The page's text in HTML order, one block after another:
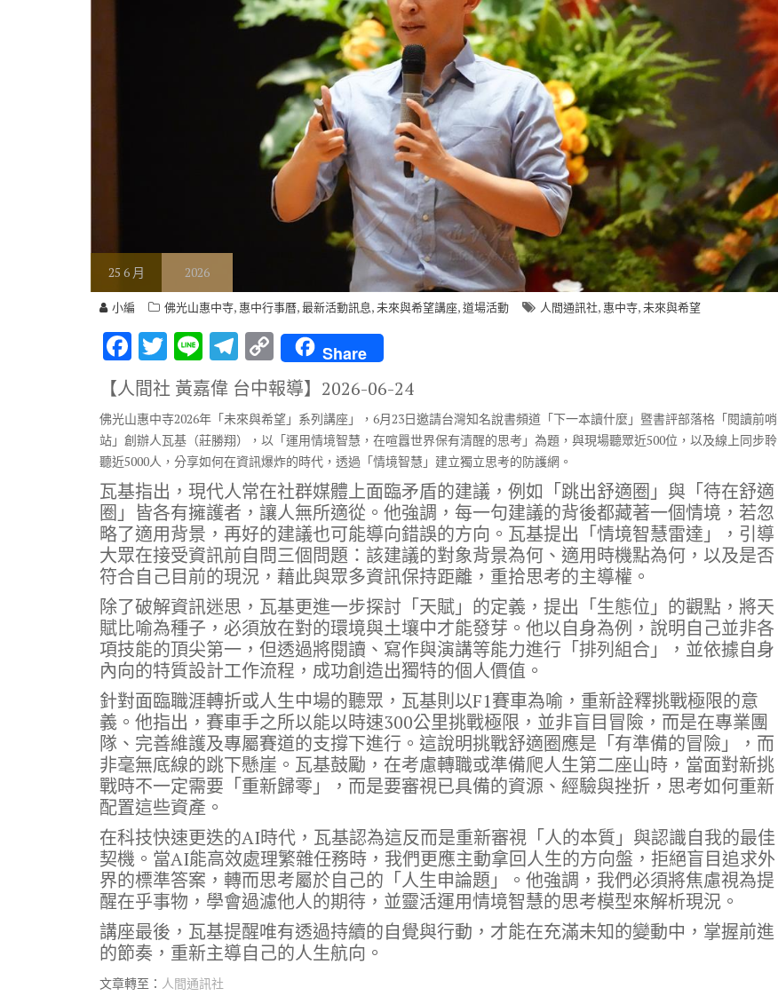
25 6 月 2026
小編 佛光山惠中寺, 惠中行事曆,最新活動訊息,未來與希望講座,道場活動 人間通訊社, 惠中寺,未來與希望
F
ac
e
b
o
o
k
T
w
it
te
r
Li
n
e
T
el
e
gr
a
m
C
o
p
y
Li
n
k
Share
【人間社 黃嘉偉 台中報導】 2026-06-24
佛光山惠中寺2026年「未來與希望」系列講座」，6月23日邀請台灣知名說書頻道「下一本讀什麼」暨書評部落格「閱讀前哨
站」創辦人瓦基（莊勝翔），以「運用情境智慧，在喧囂世界保有清醒的思考」為題，與現場聽眾近500位，以及線上同步聆
聽近5000人，分享如何在資訊爆炸的時代，透過「情境智慧」建立獨立思考的防護網。
瓦基指出，現代人常在社群媒體上面臨矛盾的建議，例如「跳出舒適圈」與「待在舒適
圈」皆各有擁護者，讓人無所適從。他強調，每一句建議的背後都藏著一個情境，若忽
略了適用背景，再好的建議也可能導向錯誤的方向。瓦基提出「情境智慧雷達」，引導
大眾在接受資訊前自問三個問題：該建議的對象背景為何、適用時機點為何，以及是否
符合自己目前的現況，藉此與眾多資訊保持距離，重拾思考的主導權。
除了破解資訊迷思，瓦基更進一步探討「天賦」的定義，提出「生態位」的觀點，將天
賦比喻為種子，必須放在對的環境與土壤中才能發芽。他以自身為例，說明自己並非各
項技能的頂尖第一，但透過將閱讀、寫作與演講等能力進行「排列組合」，並依據自身
內向的特質設計工作流程，成功創造出獨特的個人價值。
針對面臨職涯轉折或人生中場的聽眾，瓦基則以F1賽車為喻，重新詮釋挑戰極限的意
義。他指出，賽車手之所以能以時速300公里挑戰極限，並非盲目冒險，而是在專業團
隊、完善維護及專屬賽道的支撐下進行。這說明挑戰舒適圈應是「有準備的冒險」，而
非毫無底線的跳下懸崖。瓦基鼓勵，在考慮轉職或準備爬人生第二座山時，當面對新挑
戰時不一定需要「重新歸零」，而是要審視已具備的資源、經驗與挫折，思考如何重新
配置這些資產。
在科技快速更迭的AI時代，瓦基認為這反而是重新審視「人的本質」與認識自我的最佳
契機。當AI能高效處理繁雜任務時，我們更應主動拿回人生的方向盤，拒絕盲目追求外
界的標準答案，轉而思考屬於自己的「人生申論題」。他強調，我們必須將焦慮視為提
醒在乎事物，學會過濾他人的期待，並靈活運用情境智慧的思考模型來解析現況。
講座最後，瓦基提醒唯有透過持續的自覺與行動，才能在充滿未知的變動中，掌握前進
的節奏，重新主導自己的人生航向。
文章轉至： 人間通訊社